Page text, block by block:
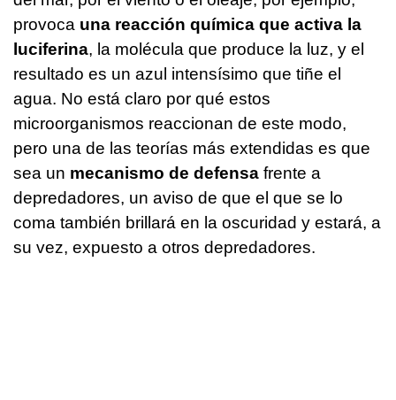
provoca una reacción química que activa la
luciferina, la molécula que produce la luz, y el
resultado es un azul intensísimo que tiñe el
agua. No está claro por qué estos
microorganismos reaccionan de este modo,
pero una de las teorías más extendidas es que
sea un mecanismo de defensa frente a
depredadores, un aviso de que el que se lo
coma también brillará en la oscuridad y estará, a
su vez, expuesto a otros depredadores.